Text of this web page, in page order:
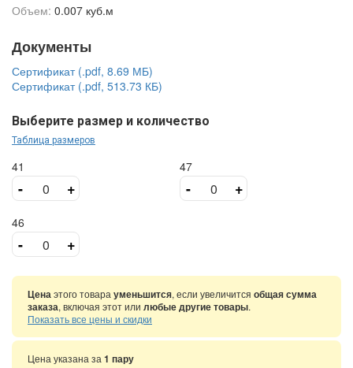
Объем: 0.007 куб.м
Документы
Сертификат (.pdf, 8.69 МБ)
Сертификат (.pdf, 513.73 КБ)
Выберите размер и количество
Таблица размеров
41
- +
46
- +
47
- +
Ценаэтого товара уменьшится, если увеличится общая сумма
заказа, включая этот или любые другие товары.
Показать все цены и скидки
Цена указана за 1 пару